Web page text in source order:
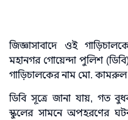
জিজ্ঞাসাবাদে ওই
মহানগর গোয়েন্দা পুলিশ
গাড়িচালকের নাম মো.
ডিবি সূত্রে জানা যায়, গত
স্কুলের সামনে অপহরণের